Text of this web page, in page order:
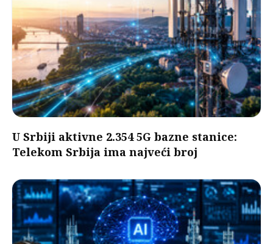
U Srbiji aktivne 2.354 5G bazne stanice:
Telekom Srbija ima najveći broj